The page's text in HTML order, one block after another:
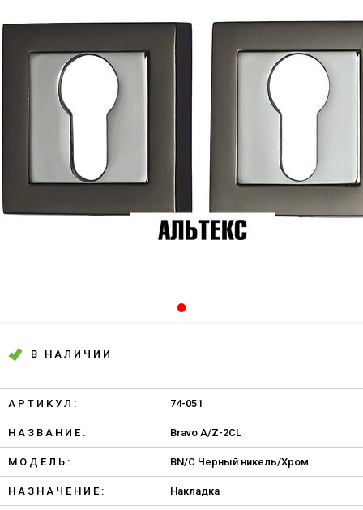
В НАЛИЧИИ
АРТИКУЛ: 74-051
НАЗВАНИЕ: Bravo A/Z-2CL
МОДЕЛЬ: BN/C Черный никель/Хром
НАЗНАЧЕНИЕ: Накладка